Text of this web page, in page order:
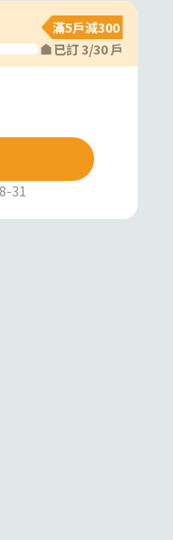
滿5戶減300
已訂3/30戶
31